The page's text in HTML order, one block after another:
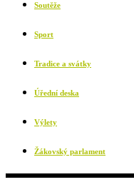
Soutěže
Sport
Tradice a svátky
Úřední deska
Výlety
Žákovský parlament